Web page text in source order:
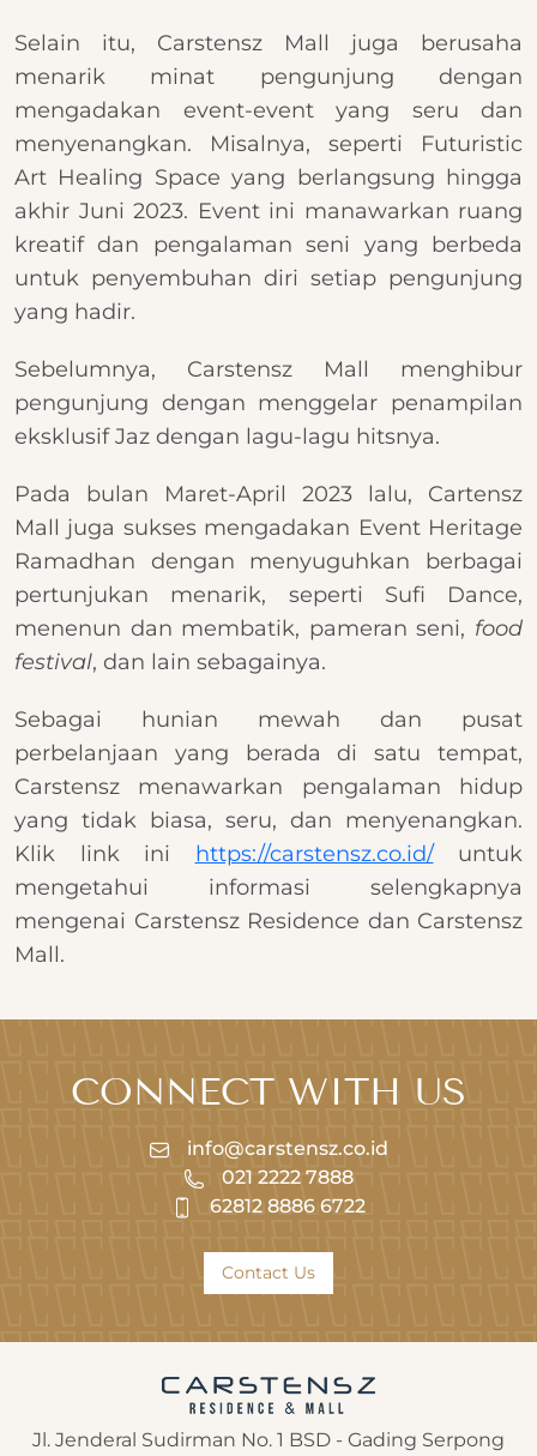
Selain itu, Carstensz Mall juga berusaha
menarik minat pengunjung dengan
mengadakan event-event yang seru dan
menyenangkan. Misalnya, seperti Futuristic
Art Healing Space yang berlangsung hingga
akhir Juni 2023. Event ini manawarkan ruang
kreatif dan pengalaman seni yang berbeda
untuk penyembuhan diri setiap pengunjung
yang hadir.
Sebelumnya, Carstensz Mall menghibur
pengunjung dengan menggelar penampilan
eksklusif Jaz dengan lagu-lagu hitsnya.
Pada bulan Maret-April 2023 lalu, Cartensz
Mall juga sukses mengadakan Event Heritage
Ramadhan dengan menyuguhkan berbagai
pertunjukan menarik, seperti Sufi Dance,
menenun dan membatik, pameran seni, food
festival, dan lain sebagainya.
Sebagai hunian mewah dan pusat
perbelanjaan yang berada di satu tempat,
Carstensz menawarkan pengalaman hidup
yang tidak biasa, seru, dan menyenangkan.
Klik link ini https://carstensz.co.id/untuk
mengetahui informasi selengkapnya
mengenai Carstensz Residence dan Carstensz
Mall.
CONNECT WITH US
info@carstensz.co.id
021 2222 7888
62812 8886 6722
Contact Us
Jl. Jenderal Sudirman No. 1 BSD - Gading Serpong